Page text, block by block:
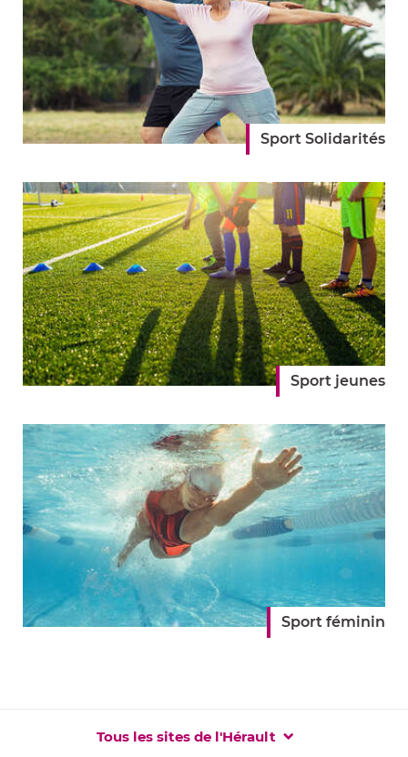
Sport Solidarités
Sport jeunes
Sport féminin
Tous les sites de l'Hérault